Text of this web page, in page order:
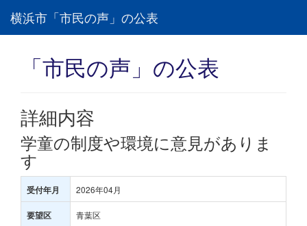
横浜市「市民の声」の公表
「市民の声」の公表
詳細内容
学童の制度や環境に意見がありま
す
受付年月 2026年04月
要望区 青葉区